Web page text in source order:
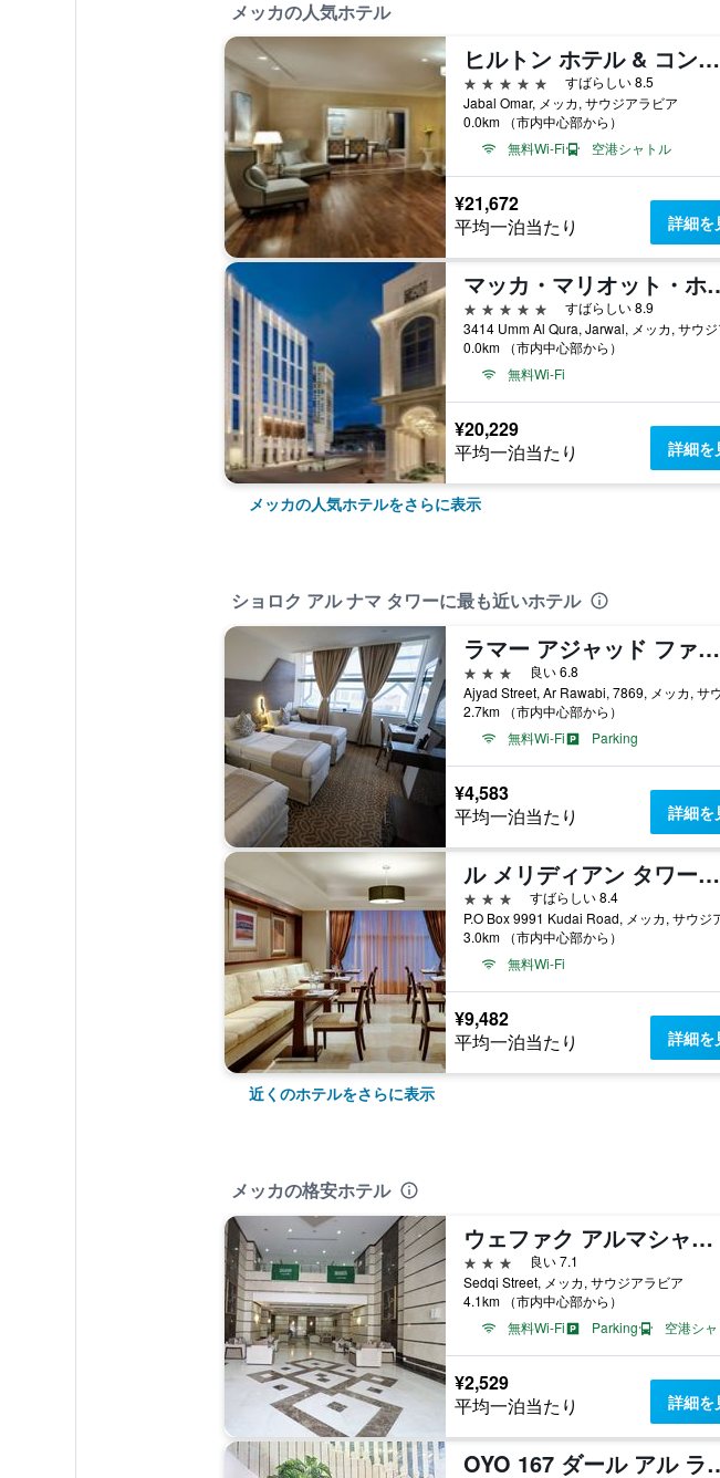
メッカの人気ホテル
ヒルトン ホテル & コンベンション ジャバル オマール マッカ
5つ星
すばらしい 8.5
Jabal Omar, メッカ, サウジアラビア
0.0km （市内中心部から）
無料Wi-Fi
空港シャトル
¥21,672
平均一泊当たり 詳細を
マッカ・マ
5つ星
すばらしい 8.9
0.0km （市内中心部から）
無料Wi-Fi
¥20,229
平均一泊当たり 詳細を
メッカの人気ホテルをさらに表示
ショロク アル ナマ タワーに最も近いホテル
ラマー アジャッド ファースト ホテル タワー A
3つ星
良い 6.8
2.7km （市内中心部から）
無料Wi-Fi
Parking
¥4,583
平均一泊当たり 詳細を
ル メリディアン タワーズ マッカ
3つ星
すばらしい 8.4
3.0km （市内中心部から）
無料Wi-Fi
¥9,482
平均一泊当たり 詳細を
近くのホテルをさらに表示
メッカの格安ホテル
ウェファク アルマシャエル オテル
3つ星
良い 7.1
Sedqi Street, メッカ, サウジアラビア
4.1km （市内中心部から）
無料Wi-Fi
Parking 空港シ
¥2,529
平均一泊当たり 詳細を
OYO 167 ダ